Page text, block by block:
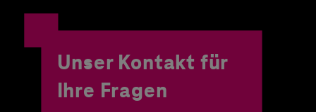
Unser Kontakt für
Ihre Fragen